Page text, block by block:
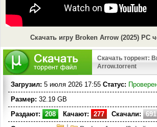
Скачать игру Broken Arrow (2025) PC
Скачать торрент:
Arrow.torrent
Загрузил: 5 июля 2026 17:55 Статус:
Размер: 32.19 GB
Раздают:
208 Качают: 277 Скачали:
691